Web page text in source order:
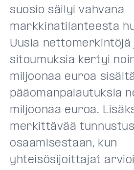
suosio säilyi vahvana
markkinatilanteesta
Uusia nettomerkintöjä
sitoumuksia kertyi
miljoonaa euroa
pääomanpalautuksia
miljoonaa euroa.
merkittävää
osaamisestaan, kun
yhteisösijoittajat